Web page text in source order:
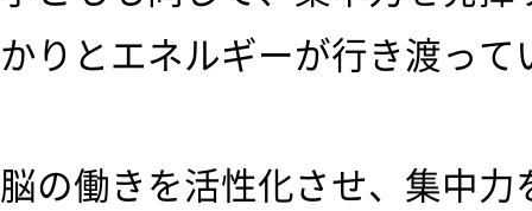
かりとエネルギーが行き渡っ
脳の働きを活性化させ、集中